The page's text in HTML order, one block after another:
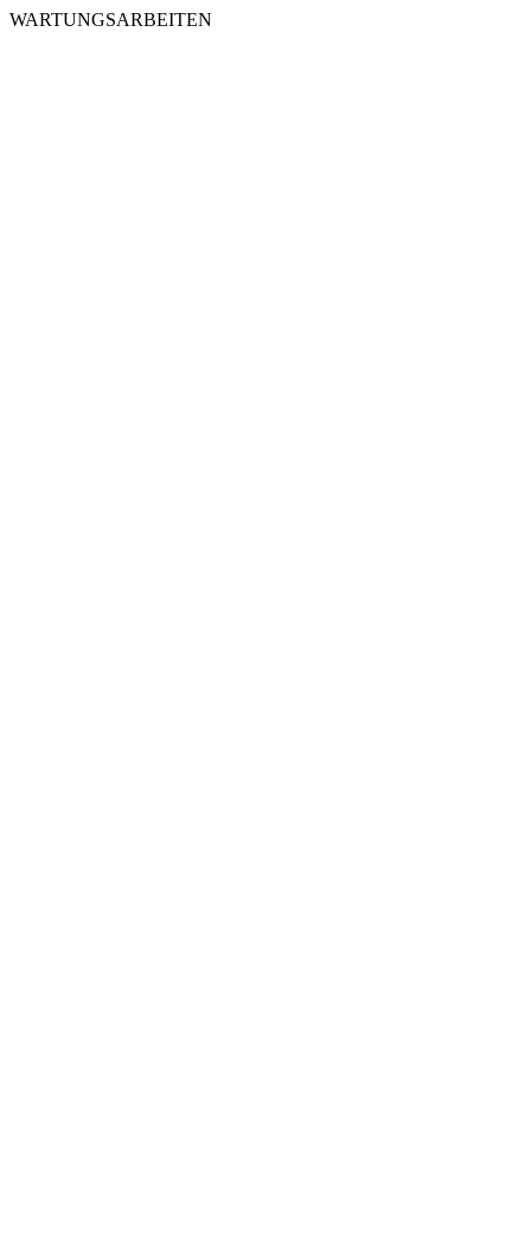
WARTUNGSARBEITEN